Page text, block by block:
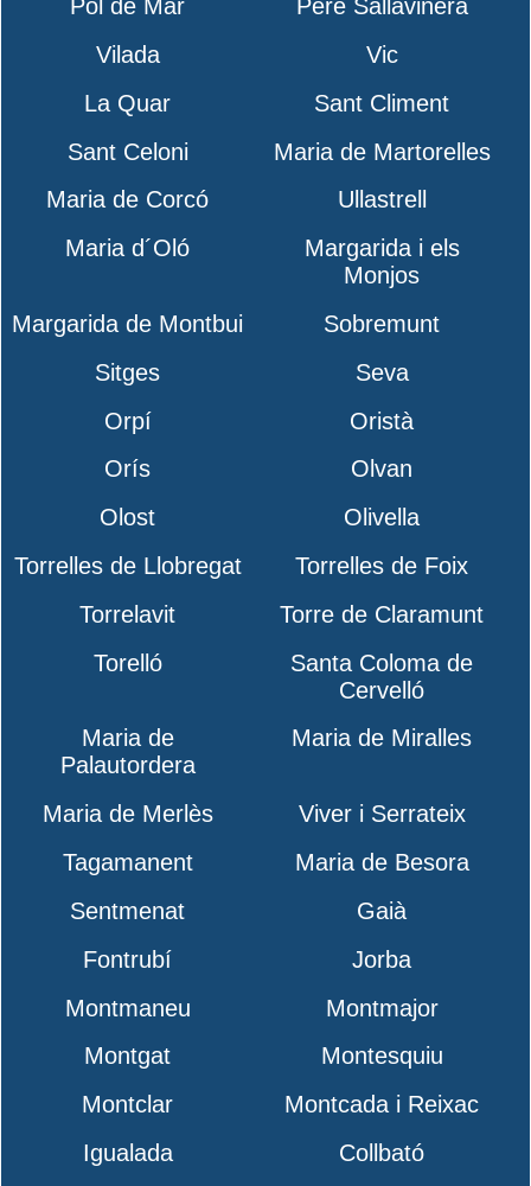
Pol de Mar
Pere Sallavinera
Vilada
Vic
La Quar
Sant Climent
Sant Celoni
Maria de Martorelles
Maria de Corcó
Ullastrell
Maria d´Oló
Margarida i els
Monjos
Margarida de Montbui
Sobremunt
Sitges
Seva
Orpí
Oristà
Orís
Olvan
Olost
Olivella
Torrelles de Llobregat
Torrelles de Foix
Torrelavit
Torre de Claramunt
Torelló
Santa Coloma de
Cervelló
Maria de
Palautordera
Maria de Miralles
Maria de Merlès
Viver i Serrateix
Tagamanent
Maria de Besora
Sentmenat
Gaià
Fontrubí
Jorba
Montmaneu
Montmajor
Montgat
Montesquiu
Montclar
Montcada i Reixac
Igualada
Collbató